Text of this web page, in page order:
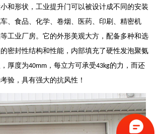
和形状，工业提升门可以被设计成不同的安装
、食品、化学、卷烟、医药、印刷、精密机
工业厂房。它的外形美观大方，配备多种和选
密封性结构和性能，内部填充了硬性发泡聚氨
厚度为40mm ，每立方可承受43kg的力，而还
验，具有强大的抗风性！